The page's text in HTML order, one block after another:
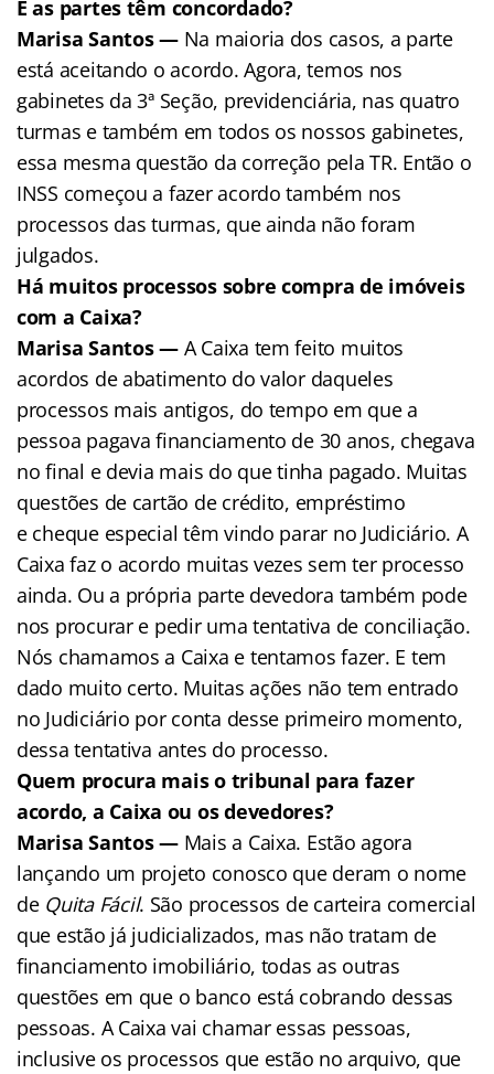
E as partes têm concordado?
Marisa Santos — Na maioria dos casos, a parte
está aceitando o acordo. Agora, temos nos
gabinetes da 3ª Seção, previdenciária, nas quatro
turmas e também em todos os nossos gabinetes,
essa mesma questão da correção pela TR. Então o
INSS começou a fazer acordo também nos
processos das turmas, que ainda não foram
julgados.
Há muitos processos sobre compra de imóveis
com a Caixa?
Marisa Santos —A Caixa tem feito muitos
acordos de abatimento do valor daqueles
processos mais antigos, do tempo em que a
pessoa pagava financiamento de 30 anos, chegava
no final e devia mais do que tinha pagado. Muitas
questões de cartão de crédito, empréstimo
e cheque especial têm vindo parar no Judiciário. A
Caixa faz o acordo muitas vezes sem ter processo
ainda. Ou a própria parte devedora também pode
nos procurar e pedir uma tentativa de conciliação.
Nós chamamos a Caixa e tentamos fazer. E tem
dado muito certo. Muitas ações não tem entrado
no Judiciário por conta desse primeiro momento,
dessa tentativa antes do processo.
Quem procura mais o tribunal para fazer
acordo, a Caixa ou os devedores?
Marisa Santos —Mais a Caixa. Estão agora
lançando um projeto conosco que deram o nome
de Quita Fácil. São processos de carteira comercial
que estão já judicializados, mas não tratam de
financiamento imobiliário, todas as outras
questões em que o banco está cobrando dessas
pessoas. A Caixa vai chamar essas pessoas,
inclusive os processos que estão no arquivo, que